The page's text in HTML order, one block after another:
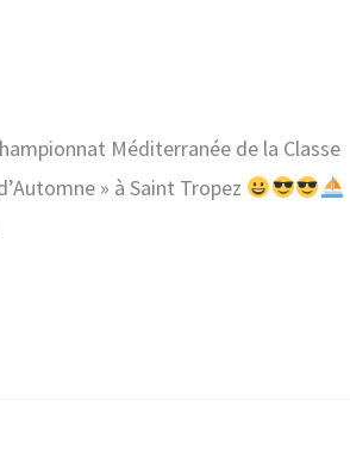
Méditerranée de la Classe
» à Saint Tropez